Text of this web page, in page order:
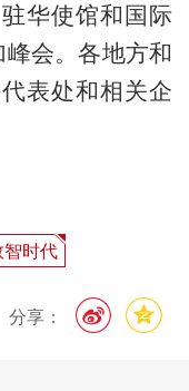
华使馆和国际
会。各地方和
表处和相关企
智时代
分享：